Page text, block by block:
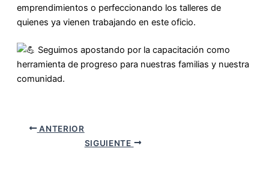
emprendimientos o perfeccionando los talleres de
quienes ya vienen trabajando en este oficio.
Seguimos apostando por la capacitación como
herramienta de progreso para nuestras familias y nuestra
comunidad.
ANTERIOR
SIGUIENTE